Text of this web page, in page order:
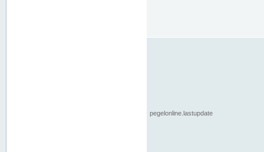
pegelonline.lastupdate